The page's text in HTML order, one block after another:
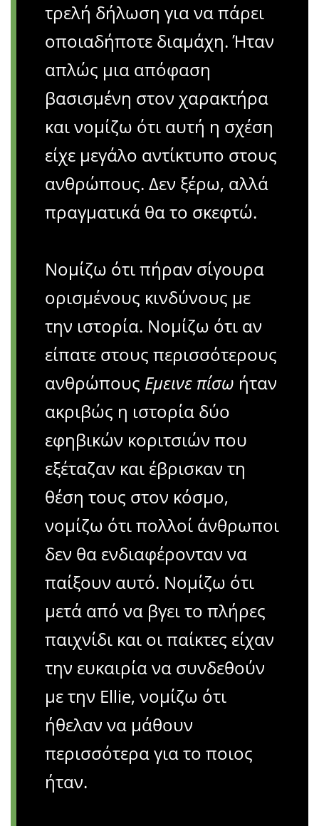
τρελή δήλωση για να πάρει
οποιαδήποτε διαμάχη. Ήταν
απλώς μια απόφαση
βασισμένη στον χαρακτήρα
και νομίζω ότι αυτή η σχέση
είχε μεγάλο αντίκτυπο στους
ανθρώπους. Δεν ξέρω, αλλά
πραγματικά θα το σκεφτώ.
Νομίζω ότι πήραν σίγουρα
ορισμένους κινδύνους με
την ιστορία. Νομίζω ότι αν
είπατε στους περισσότερους
ανθρώπους Εμεινε πίσω ήταν
ακριβώς η ιστορία δύο
εφηβικών κοριτσιών που
εξέταζαν και έβρισκαν τη
θέση τους στον κόσμο,
νομίζω ότι πολλοί άνθρωποι
δεν θα ενδιαφέρονταν να
παίξουν αυτό. Νομίζω ότι
μετά από να βγει το πλήρες
παιχνίδι και οι παίκτες είχαν
την ευκαιρία να συνδεθούν
με την Ellie, νομίζω ότι
ήθελαν να μάθουν
περισσότερα για το ποιος
ήταν.